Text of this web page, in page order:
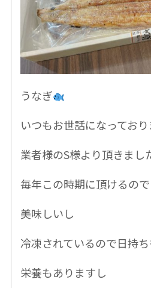
うなぎ
いつもお世話になってお
業者様のS様より頂きまし
毎年この時期に頂けるの
美味しいし
冷凍されているので日持
栄養もありますし